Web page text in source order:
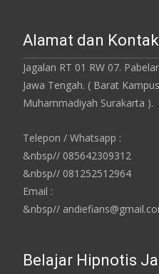
Alamat dan Kontak
Jagalan RT 01 RW 07.
Jawa Tengah. ( Barat
Muhammadiyah Surakarta ).
Telepon / Whatsapp :
&nbsp// 085642309312
&nbsp// 081252512964
Email :
&nbsp//
Belajar Hipnotis